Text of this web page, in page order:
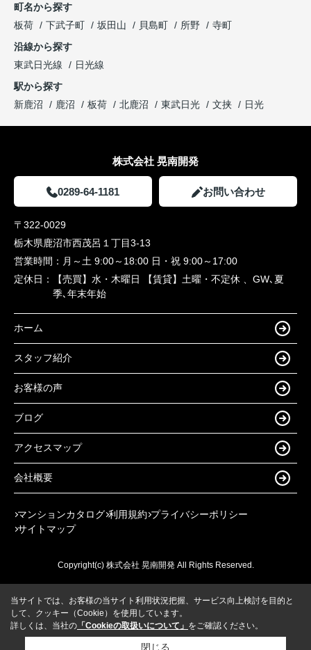
町名から探す
板荷
下武子町 坂田山 貝島町 所野
寺町
沿線から探す
東武日光線
日光線
駅から探す
新鹿沼
鹿沼 板荷 北鹿沼 東武日光 文挟 日光
株式会社 晃南開発
0289-64-1181 お問い合わせ
〒322-0029
栃木県鹿沼市西茂呂１丁目3-13
営業時間： 月～土 9:00～18:00 日・祝 9:00～17:00
定休日：
【売買】水・木曜日 【賃貸】土曜・不定休 、GW､夏
季､年末年始
ホーム
スタッフ紹介
お客様の声
ブログ
アクセスマップ
会社概要
マンションカタログ 利用規約 プライバシーポリシー
サイトマップ
Copyright(c) 株式会社 晃南開発 All Rights Reserved.
当サイトでは、お客様の当サイト利用状況把握、サービス向上検討を目的と
して、クッキー（Cookie）を使用しています。
詳しくは、当社の 「Cookieの取扱いについて」 をご確認ください。
閉じる